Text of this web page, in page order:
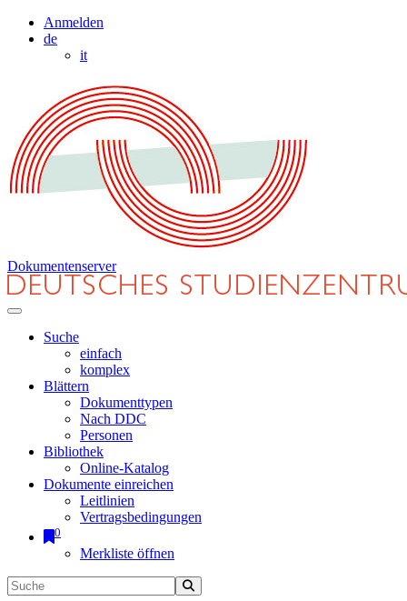
Anmelden
de
it
Dokumentenserver
Suche
einfach
komplex
Blättern
Dokumenttypen
Nach DDC
Personen
Bibliothek
Online-Katalog
Dokumente einreichen
Leitlinien
Vertragsbedingungen
0
Merkliste öffnen